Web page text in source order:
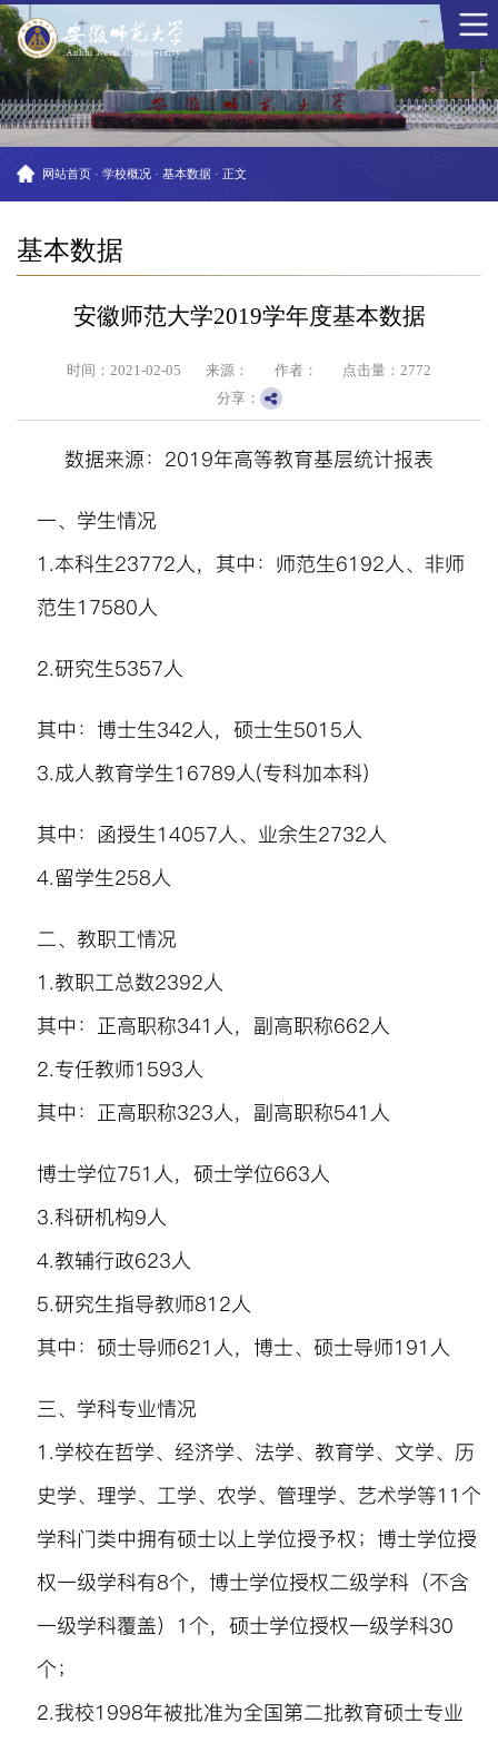
网站首页 · 学校概况 · 基本数据 · 正文
基本数据
安徽师范大学2019学年度基本数据
时间：2021-02-05 来源： 作者： 点击量：2772
分享：
数据来源： 2019年高等教育基层统计报表
一、学生情况
1.本科生23772人，其中：师范生6192人、非师
范生17580人
2.研究生5357人
其中：博士生342人，硕士生5015人
3.成人教育学生16789人(专科加本科)
其中：函授生14057人、业余生2732人
4.留学生258人
二、教职工情况
1.教职工总数2392人
其中：正高职称341 人，副高职称662人
2.专任教师1593人
其中： 正高职称323人，副高职称541 人
博士学位751 人，硕士学位663人
3.科研机构9人
4.教辅行政623人
5.研究生指导教师812人
其中：硕士导师621 人，博士、硕士导师191 人
三、学科专业情况
1.学校在哲学、经济学、法学、教育学、文学、历
史学、理学、工学、农学、管理学、艺术学等11个
学科门类中拥有硕士以上学位授予权；博士学位授
权一级学科有8个，博士学位授权二级学科（不含
一级学科覆盖） 1个，硕士学位授权一级学科30
个；
2.我校1998年被批准为全国第二批教育硕士专业